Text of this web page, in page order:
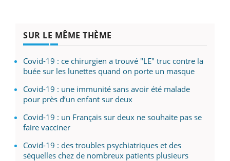
SUR LE MÊME THÈME
Covid-19 : ce chirurgien a trouvé "LE" truc contre la
buée sur les lunettes quand on porte un masque
Covid-19 : une immunité sans avoir été malade
pour près d’un enfant sur deux
Covid-19 : un Français sur deux ne souhaite pas se
faire vacciner
Covid-19 : des troubles psychiatriques et des
séquelles chez de nombreux patients plusieurs